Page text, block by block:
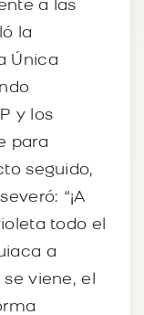
a las
la
Única
y los
para
seguido,
“¡A
todo el
a
viene, el